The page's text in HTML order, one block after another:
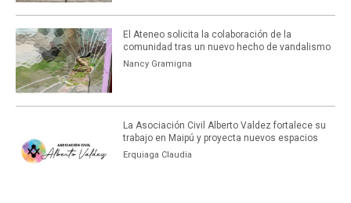
El Ateneo solicita la colaboración de la
comunidad tras un nuevo hecho de vandalismo
Nancy Gramigna
La Asociación Civil Alberto Valdez fortalece su
trabajo en Maipú y proyecta nuevos espacios
Erquiaga Claudia